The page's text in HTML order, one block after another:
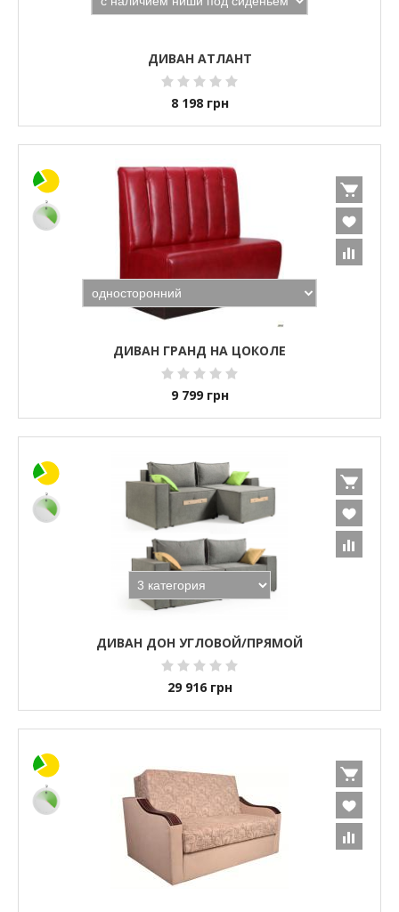
ДИВАН АТЛАНТ
8 198 грн
ДИВАН ГРАНД НА ЦОКОЛЕ
9 799 грн
ДИВАН ДОН УГЛОВОЙ/ПРЯМОЙ
29 916 грн